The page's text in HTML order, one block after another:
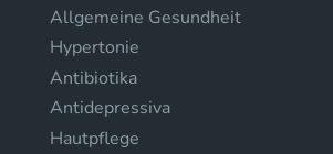
Allgemeine Gesundheit
Hypertonie
Antibiotika
Antidepressiva
Hautpflege